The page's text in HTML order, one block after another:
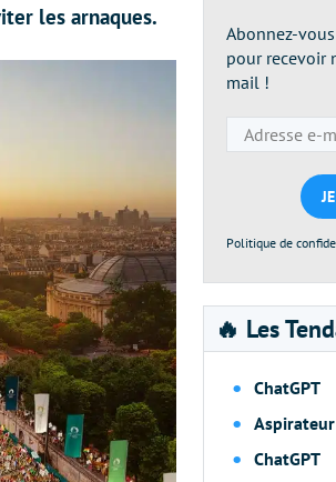
les arnaques.
Abonnez-
pour recevoir
mail !
Politique de
🔥 Les
ChatGPT
ChatGPT